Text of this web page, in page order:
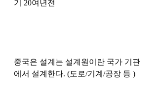
기 20여년전
중국은 설계는 설계원이란 국가 기관
에서 설계한다. (도로/기계/공장 등 )